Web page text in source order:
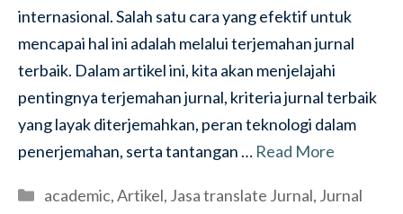
internasional. Salah satu cara yang efektif untuk
mencapai hal ini adalah melalui terjemahan jurnal
terbaik. Dalam artikel ini, kita akan menjelajahi
pentingnya terjemahan jurnal, kriteria jurnal terbaik
yang layak diterjemahkan, peran teknologi dalam
penerjemahan, serta tantangan … Read More
Categories
academic,Artikel, Jasa translate Jurnal, Jurnal